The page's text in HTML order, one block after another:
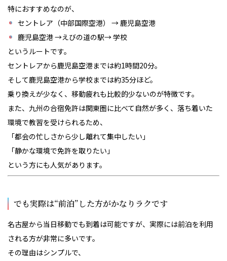
特におすすめなのが、
セントレア（中部国際空港） → 鹿児島空港
鹿児島空港 →えびの道の駅→ 学校
というルートです。
セントレアから鹿児島空港までは約1時間20分。
そして鹿児島空港から学校までは約35分ほど。
乗り換えが少なく、移動疲れも比較的少ないのが特徴です。
また、九州の合宿免許は関東圏に比べて自然が多く、落ち着いた
環境で教習を受けられるため、
「都会の忙しさから少し離れて集中したい」
「静かな環境で免許を取りたい」
という方にも人気があります。
でも実際は“前泊”した方がかなりラクです
名古屋から当日移動でも到着は可能ですが、実際には前泊を利用
される方が非常に多いです。
その理由はシンプルで、